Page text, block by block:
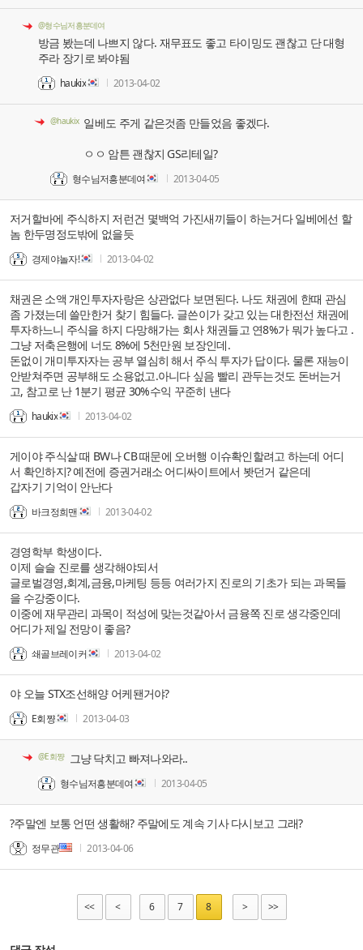
@형수님저흥분데여
방금 봤는데 나쁘지 않다. 재무표도 좋고 타이밍도 괜찮고 단 대형
주라 장기로 봐야됨
haukix 2013-04-02
@haukix 일베도 주게 같은것좀 만들었음 좋겠다.
ㅇㅇ 암튼 괜찮지 GS리테일?
형수님저흥분데여 2013-04-05
저거할바에 주식하지 저런건 몇백억 가진새끼들이 하는거다 일베에선 할
놈 한두명정도밖에 없을듯
경제야놀자! 2013-04-02
채권은 소액 개인투자자랑은 상관없다 보면된다. 나도 채권에 한때 관심
좀 가졌는데 쓸만한거 찾기 힘들다. 글쓴이가 갖고 있는 대한전선 채권에
투자하느니 주식을 하지 다망해가는 회사 채권들고 연8%가 뭐가 높다고 .
그냥 저축은행에 너도 8%에 5천만원 보장인데.
돈없이 개미투자자는 공부 열심히 해서 주식 투자가 답이다. 물론 재능이
안받쳐주면 공부해도 소용없고.아니다 싶음 빨리 관두는것도 돈버는거
고, 참고로 난 1분기 평균 30%수익 꾸준히 낸다
haukix 2013-04-02
게이야 주식살 때 BW나 CB 때문에 오버행 이슈확인할려고 하는데 어디
서 확인하지? 예전에 증권거래소 어디싸이트에서 봣던거 같은데
갑자기 기억이 안난다
바크정희맨 2013-04-02
경영학부 학생이다.
이제 슬슬 진로를 생각해야되서
글로벌경영,회계,금융,마케팅 등등 여러가지 진로의 기초가 되는 과목들
을 수강중이다.
이중에 재무관리 과목이 적성에 맞는것같아서 금융쪽 진로 생각중인데
어디가 제일 전망이 좋음?
쇄골브레이커 2013-04-02
야 오늘 STX조선해양 어케됀거야?
E회쨩 2013-04-03
@E회쨩 그냥 닥치고 빠져나와라..
형수님저흥분데여 2013-04-05
?주말엔 보통 언떤 생활해? 주말에도 계속 기사 다시보고 그래?
정무관 2013-04-06
<< < 6 7 8 > >>